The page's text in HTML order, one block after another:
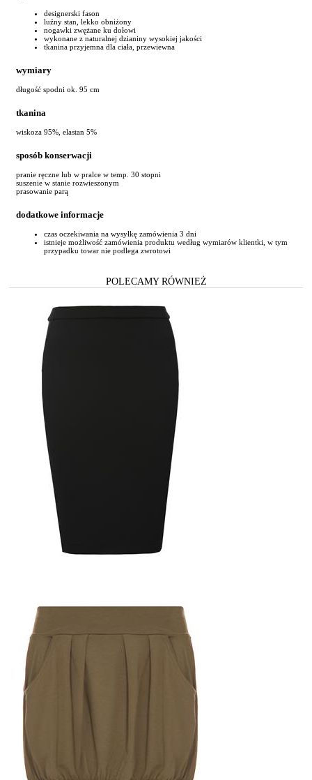
designerski fason
luźny stan, lekko obniżony
nogawki zwężane ku dołowi
wykonane z naturalnej dzianiny wysokiej jakości
tkanina przyjemna dla ciała, przewiewna
wymiary
długość spodni ok. 95 cm
tkanina
wiskoza 95%, elastan 5%
sposób konserwacji
pranie ręczne lub w pralce w temp. 30 stopni
suszenie w stanie rozwieszonym
prasowanie parą
dodatkowe informacje
czas oczekiwania na wysyłkę zamówienia 3 dni
istnieje możliwość zamówienia produktu według wymiarów klientki, w tym
przypadku towar nie podlega zwrotowi
POLECAMY RÓWNIEŻ